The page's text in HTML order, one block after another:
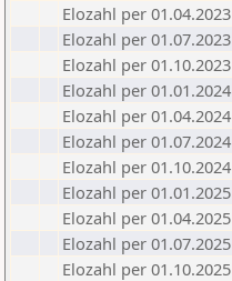
Elozahl per 01.04.2023
Elozahl per 01.07.2023
Elozahl per 01.10.2023
Elozahl per 01.01.2024
Elozahl per 01.04.2024
Elozahl per 01.07.2024
Elozahl per 01.10.2024
Elozahl per 01.01.2025
Elozahl per 01.04.2025
Elozahl per 01.07.2025
Elozahl per 01.10.2025